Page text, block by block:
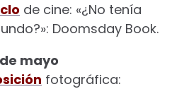
de cine: «¿No tenía
Doomsday Book.
mayo
fotográfica: